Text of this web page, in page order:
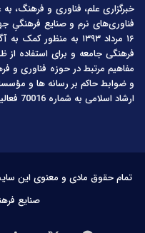
خبرگزاری علم، فناوری و فرهنگ،
فناوری‌های نرم و صنایع فرهنگیِ
۱۶ مرداد ۱۳۹۳ به
فرهنگی جامعه و برای استفاده از
مفاهیم مرتبط در حوزه فناوری
و ضوابط حاکم بر رسانه ها و
ارشاد اسلامی به شماره 70016 فعالیت خود را آغاز کرده است.
تمام حقوق مادی و معنوی این
صنایع